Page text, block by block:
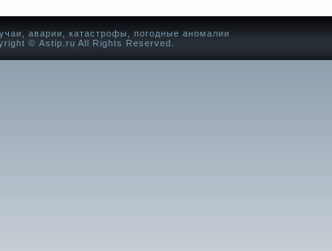
аварии, катастрофы, погодные аномалии
© Аstip.ru All Rights Reserved.